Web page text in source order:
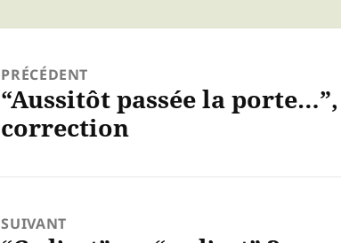
PRÉCÉDENT
Article
précédent :
“Aussitôt passée la
correction
SUIVANT